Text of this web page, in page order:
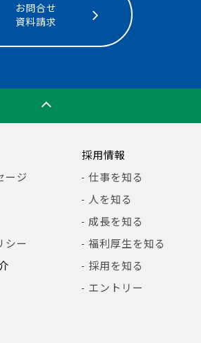
お問合せ
資料請求
ージ
シー
採用情報
仕事を知る
人を知る
成長を知る
福利厚生を知る
採用を知る
エントリー